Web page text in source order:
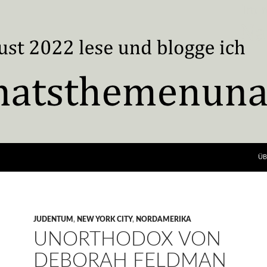
JUDENTUM , NEW YORK CITY, NORDAMERIKA
UNORTHODOX VON
DEBORAH FELDMAN